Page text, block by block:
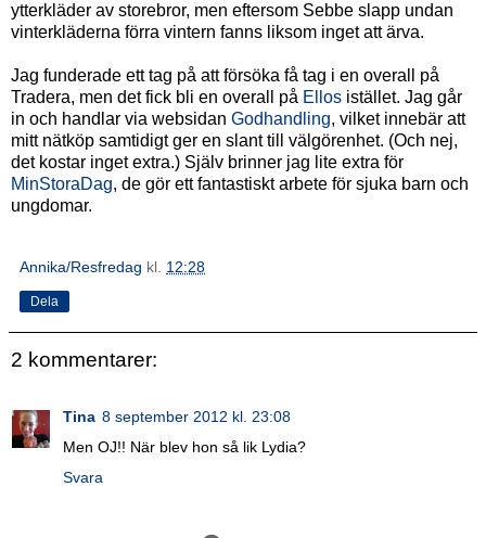
ytterkläder av storebror, men eftersom Sebbe slapp undan
vinterkläderna förra vintern fanns liksom inget att ärva.
Jag funderade ett tag på att försöka få tag i en overall på
Tradera, men det fick bli en overall på Ellos istället. Jag går
in och handlar via websidan Godhandling, vilket innebär att
mitt nätköp samtidigt ger en slant till välgörenhet. (Och nej,
det kostar inget extra.) Själv brinner jag lite extra för
MinStoraDag, de gör ett fantastiskt arbete för sjuka barn och
ungdomar.
Annika/Resfredag kl. 12:28
Dela
2 kommentarer:
Tina 8 september 2012 kl. 23:08
Men OJ!! När blev hon så lik Lydia?
Svara